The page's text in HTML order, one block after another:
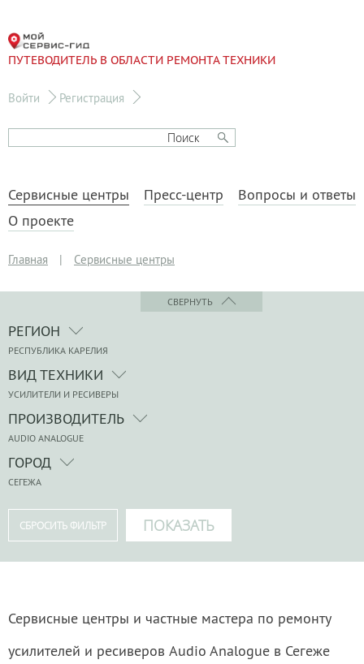
ПУТЕВОДИТЕЛЬ В ОБЛАСТИ РЕМОНТА ТЕХНИКИ
Войти Регистрация
Сервисные центры Пресс-центр
Вопросы и ответы
О проекте
Главная | Сервисные центры
СВЕРНУТЬ
РЕГИОН
РЕСПУБЛИКА КАРЕЛИЯ
ВИД ТЕХНИКИ
УСИЛИТЕЛИ И РЕСИВЕРЫ
ПРОИЗВОДИТЕЛЬ
AUDIO ANALOGUE
ГОРОД
СЕГЕЖА
Сервисные центры и частные мастера по ремонту
усилителей и ресиверов Audio Analogue в Сегеже